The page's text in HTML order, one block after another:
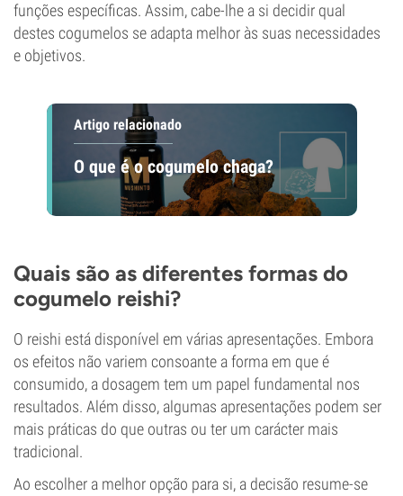
funções específicas. Assim, cabe-lhe a si decidir qual
destes cogumelos se adapta melhor às suas necessidades
e objetivos.
Artigo relacionado
O que é o cogumelo chaga?
Quais são as diferentes formas do
cogumelo reishi?
O reishi está disponível em várias apresentações. Embora
os efeitos não variem consoante a forma em que é
consumido, a dosagem tem um papel fundamental nos
resultados. Além disso, algumas apresentações podem ser
mais práticas do que outras ou ter um carácter mais
tradicional.
Ao escolher a melhor opção para si, a decisão resume-se